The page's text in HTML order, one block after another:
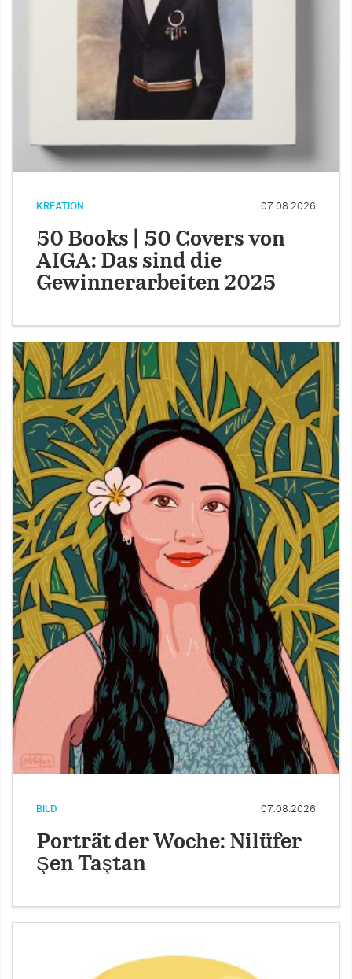
KREATION 07.08.2026
50 Books | 50 Covers von
AIGA: Das sind die
Gewinnerarbeiten 2025
BILD 07.08.2026
Porträt der Woche: Nilüfer
Şen Taştan